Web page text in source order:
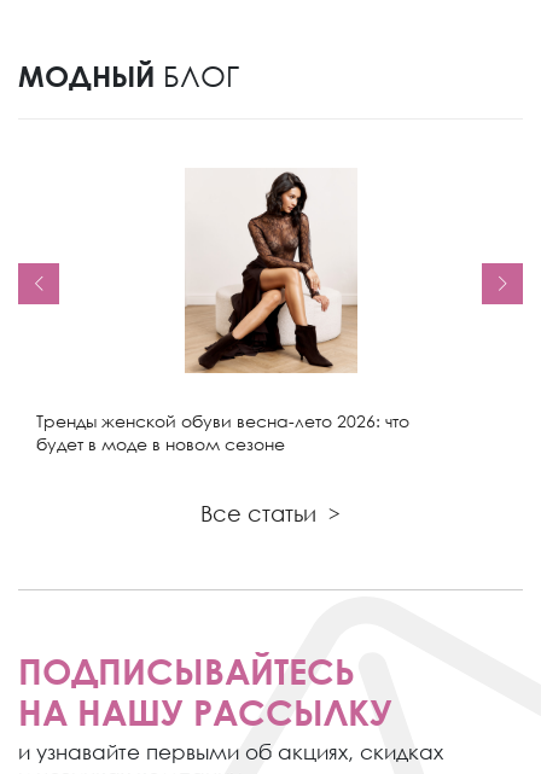
МОДНЫЙ БЛОГ
Тренды женской обуви весна-лето 2026: что
будет в моде в новом сезоне
Все статьи >
ПОДПИСЫВАЙТЕСЬ
НА НАШУ РАССЫЛКУ
и узнавайте первыми об акциях, скидках